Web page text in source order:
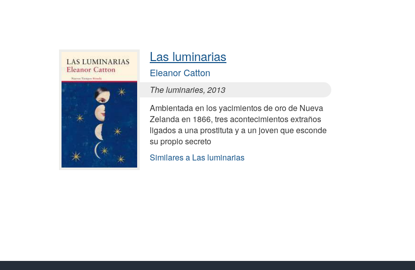
Las luminarias
Eleanor Catton
The luminaries, 2013
Ambientada en los yacimientos de oro de Nueva
Zelanda en 1866, tres acontecimientos extraños
ligados a una prostituta y a un joven que esconde
su propio secreto
Similares a Las luminarias